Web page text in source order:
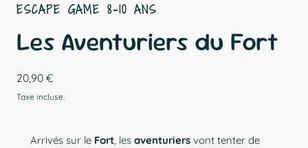
ESCAPE GAME 8-10 ANS
Les Aventuriers du Fort
Prix
20,90 €
Taxe incluse.
Arrivés sur le Fort, les aventuriersvont tenter de